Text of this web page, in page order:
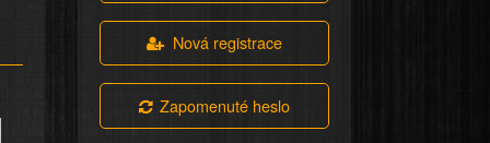
Nová registrace
Zapomenuté heslo